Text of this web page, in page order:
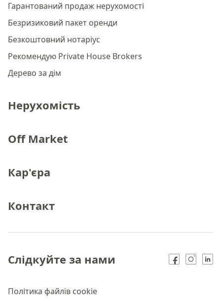
Гарантований продаж нерухомості
Безризиковий пакет оренди
Безкоштовний нотаріус
Рекомендую Private House Brokers
Дерево за дім
Нерухомість
Off Market
Кар'єра
Контакт
Політика файлів cookie
Слідкуйте за нами